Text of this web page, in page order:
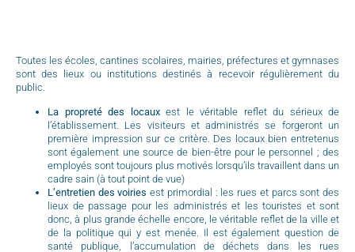
Toutes les écoles, cantines scolaires, mairies, préfectures et gymnases
sont des lieux ou institutions destinés à recevoir régulièrement du
public.
La propreté des locauxest le véritable reflet du sérieux de
l’établissement. Les visiteurs et administrés se forgeront un
première impression sur ce critère. Des locaux bien entretenus
sont également une source de bien-être pour le personnel ; des
employés sont toujours plus motivés lorsqu’ils travaillent dans un
cadre sain (à tout point de vue)
L’entretien des voiries est primordial : les rues et parcs sont des
lieux de passage pour les administrés et les touristes et sont
donc, à plus grande échelle encore, le véritable reflet de la ville et
de la politique qui y est menée. Il est également question de
santé publique, l’accumulation de déchets dans les rues